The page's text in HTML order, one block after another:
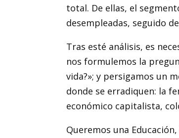
total. De ellas, el
desempleadas, seguido
Tras esté análisis, es
nos formulemos la
vida?»; y persigamos un
donde se erradiquen: la
económico capitalista,
Queremos una